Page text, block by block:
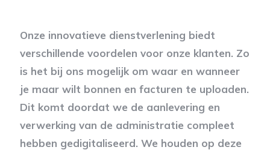
Onze innovatieve dienstverlening biedt
verschillende voordelen voor onze klanten. Zo
is het bij ons mogelijk om waar en wanneer
je maar wilt bonnen en facturen te uploaden.
Dit komt doordat we de aanlevering en
verwerking van de administratie compleet
hebben gedigitaliseerd. We houden op deze